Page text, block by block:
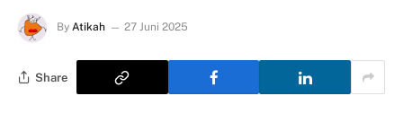
By Atikah 27 Juni 2025
Share